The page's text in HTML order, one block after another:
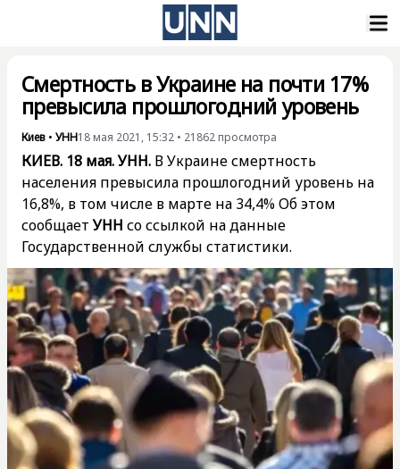
Смертность в Украине на почти 17%
превысила прошлогодний уровень
Киев • УНН18 мая 2021, 15:32 • 21862 просмотра
КИЕВ. 18 мая. УНН. В Украине смертность
населения превысила прошлогодний уровень на
16,8%, в том числе в марте на 34,4% Об этом
сообщаетУНН со ссылкой на данные
Государственной службы статистики.